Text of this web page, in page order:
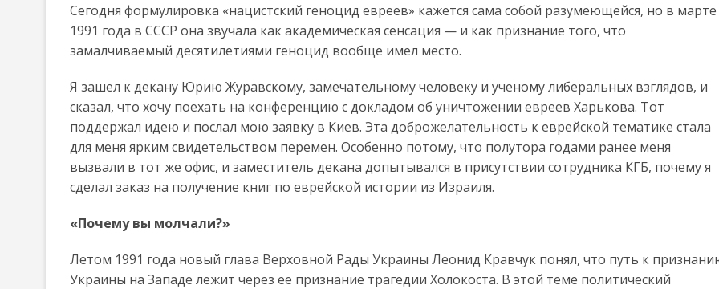
Сегодня формулировка «нацистский геноцид евреев» кажется сама собой разумеющейся, но в марте
1991 года в СССР она звучала как академическая сенсация — и как признание того, что
замалчиваемый десятилетиями геноцид вообще имел место.
Я зашел к декану Юрию Журавскому, замечательному человеку и ученому либеральных взглядов, и
сказал, что хочу поехать на конференцию с докладом об уничтожении евреев Харькова. Тот
поддержал идею и послал мою заявку в Киев. Эта доброжелательность к еврейской тематике стала
для меня ярким свидетельством перемен. Особенно потому, что полутора годами ранее меня
вызвали в тот же офис, и заместитель декана допытывался в присутствии сотрудника КГБ, почему я
сделал заказ на получение книг по еврейской истории из Израиля.
«Почему вы молчали?»
Летом 1991 года новый глава Верховной Рады Украины Леонид Кравчук понял, что путь к
Украины на Западе лежит через ее признание трагедии Холокоста. В этой теме политический